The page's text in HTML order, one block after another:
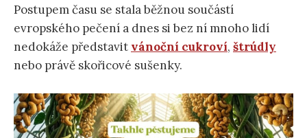
Postupem času se stala běžnou součástí
evropského pečení a dnes si bez ní mnoho lidí
nedokáže představit vánoční cukroví, štrúdly
nebo právě skořicové sušenky.